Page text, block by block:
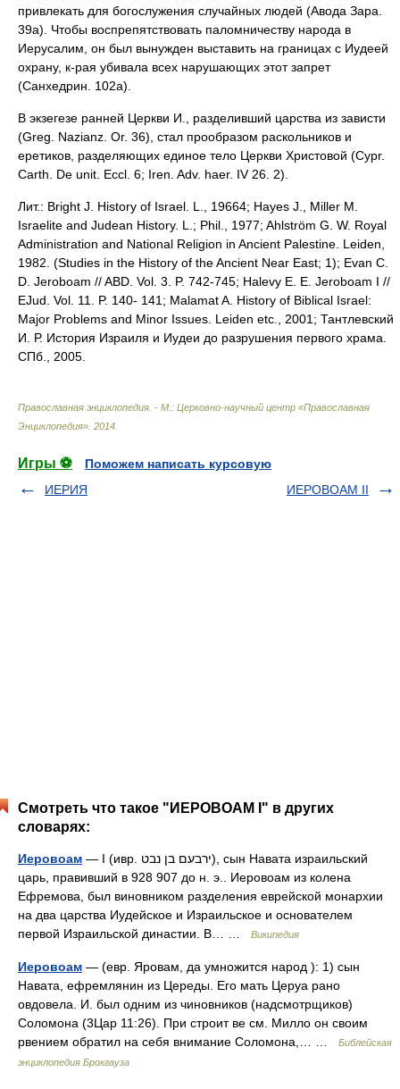
привлекать для богослужения случайных людей (Авода Зара.
39a). Чтобы воспрепятствовать паломничеству народа в
Иерусалим, он был вынужден выставить на границах с Иудеей
охрану, к-рая убивала всех нарушающих этот запрет
(Санхедрин. 102a).
В экзегезе ранней Церкви И., разделивший царства из зависти
(Greg. Nazianz. Or. 36), стал прообразом раскольников и
еретиков, разделяющих единое тело Церкви Христовой (Cypr.
Carth. De unit. Eccl. 6; Iren. Adv. haer. IV 26. 2).
Лит.: Bright J. History of Israel. L., 19664; Hayes J., Miller M.
Israelite and Judean History. L.; Phil., 1977; Ahlström G. W. Royal
Administration and National Religion in Ancient Palestine. Leiden,
1982. (Studies in the History of the Ancient Near East; 1); Evan C.
D. Jeroboam // ABD. Vol. 3. P. 742-745; Halevy E. E. Jeroboam I //
EJud. Vol. 11. P. 140- 141; Malamat A. History of Biblical Israel:
Major Problems and Minor Issues. Leiden etc., 2001; Тантлевский
И. Р. История Израиля и Иудеи до разрушения первого храма.
СПб., 2005.
Православная энциклопедия. - М.: Церковно-научный центр «Православная
Энциклопедия» 2014
Игры ⚽
Поможем написать курсовую
ИЕРИЯ
ИЕРОВОАМ II
Смотреть что такое "ИЕРОВОАМ I" в других
словарях:
Иеровоам — I (ивр. ירבעם בן נבט‎), сын Навата израильский
царь, правивший в 928 907 до н. э.. Иеровоам из колена
Ефремова, был виновником разделения еврейской монархии
на два царства Иудейское и Израильское и основателем
первой Израильской династии. В… …
Википедия
Иеровоам — (евр. Яровам, да умножится народ ): 1) сын
Навата, ефремлянин из Цереды. Его мать Церуа рано
овдовела. И. был одним из чиновников (надсмотрщиков)
Соломона (3Цар 11:26). При строит ве см. Милло он своим
рвением обратил на себя внимание Соломона,… …
Библейская
энциклопедия Брокгауза